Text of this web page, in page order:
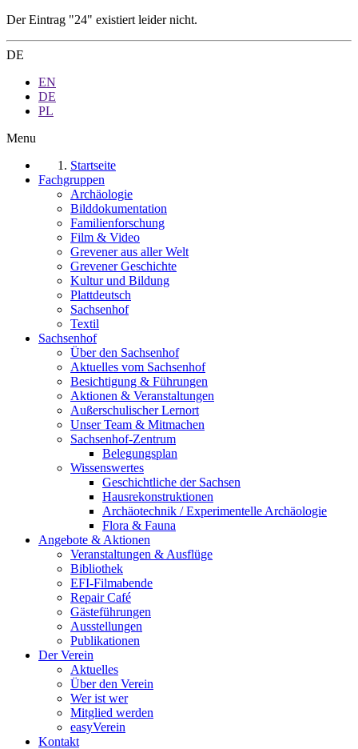
Der Eintrag "24" existiert leider nicht.
DE
EN
DE
PL
Menu
Startseite
Fachgruppen
Archäologie
Bilddokumentation
Familienforschung
Film & Video
Grevener aus aller Welt
Grevener Geschichte
Kultur und Bildung
Plattdeutsch
Sachsenhof
Textil
Sachsenhof
Über den Sachsenhof
Aktuelles vom Sachsenhof
Besichtigung & Führungen
Aktionen & Veranstaltungen
Außerschulischer Lernort
Unser Team & Mitmachen
Sachsenhof-Zentrum
Belegungsplan
Wissenswertes
Geschichtliche der Sachsen
Hausrekonstruktionen
Archäotechnik / Experimentelle Archäologie
Flora & Fauna
Angebote & Aktionen
Veranstaltungen & Ausflüge
Bibliothek
EFI-Filmabende
Repair Café
Gästeführungen
Ausstellungen
Publikationen
Der Verein
Aktuelles
Über den Verein
Wer ist wer
Mitglied werden
easyVerein
Kontakt